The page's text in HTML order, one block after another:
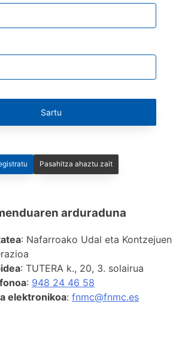
Sartu
Pasahitza ahaztu zait
arduraduna
: Nafarroako Udal eta Kontzejuen
: TUTERA k., 20, 3. solairua
: 948 24 46 58
elektronikoa: fnmc@fnmc.es